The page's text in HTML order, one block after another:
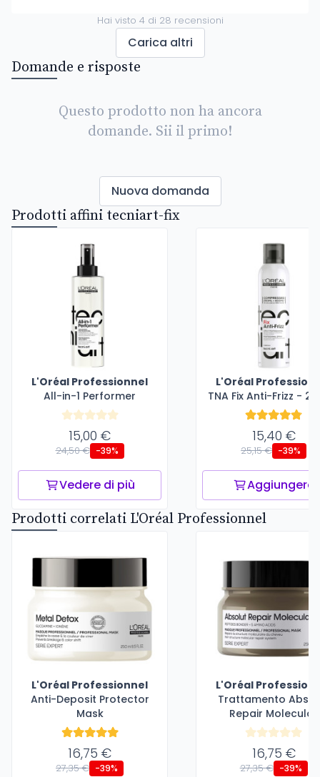
Hai visto 4di 28 recensioni
Carica altri
Domande e risposte
Questo prodotto non ha ancora
domande. Sii il primo!
Nuova domanda
Prodotti affini tecniart-fix
L'Oréal Professionnel
All-in-1 Performer
15,00 €
24,50 € -39%
Vedere di più
L'Oréal
TNA Fix Anti-Frizz -
15,40 €
25,15 € -39%
Aggiungere
Prodotti correlati L'Oréal Professionnel
L'Oréal Professionnel
Anti-Deposit Protector
Mask
16,75 €
27,35 € -39%
L'Oréal
Trattamento
Repair Molecular
16,75 €
27,35 € -39%